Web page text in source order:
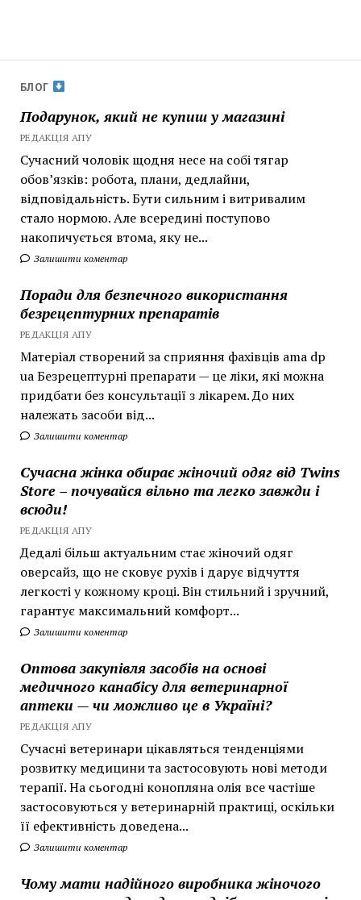
БЛОГ
Подарунок, який не купиш у магазині
РЕДАКЦІЯ АПУ
Сучасний чоловік щодня несе на собі тягар
обов’язків: робота, плани, дедлайни,
відповідальність. Бути сильним і витривалим
стало нормою. Але всередині поступово
накопичується втома, яку не...
Залишити коментар
Поради для безпечного використання
безрецептурних препаратів
РЕДАКЦІЯ АПУ
Матеріал створений за сприяння фахівців ama dp
ua Безрецептурні препарати — це ліки, які можна
придбати без консультації з лікарем. До них
належать засоби від...
Залишити коментар
Сучасна жінка обирає жіночий одяг від Twins
Store – почувайся вільно та легко завжди і
всюди!
РЕДАКЦІЯ АПУ
Дедалі більш актуальним стає жіночий одяг
оверсайз, що не сковує рухів і дарує відчуття
легкості у кожному кроці. Він стильний і зручний,
гарантує максимальний комфорт...
Залишити коментар
Оптова закупівля засобів на основі
медичного канабісу для ветеринарної
аптеки — чи можливо це в Україні?
РЕДАКЦІЯ АПУ
Сучасні ветеринари цікавляться тенденціями
розвитку медицини та застосовують нові методи
терапії. На сьогодні конопляна олія все частіше
застосовуються у ветеринарній практиці, оскільки
її ефективність доведена...
Залишити коментар
Чому мати надійного виробника жіночого